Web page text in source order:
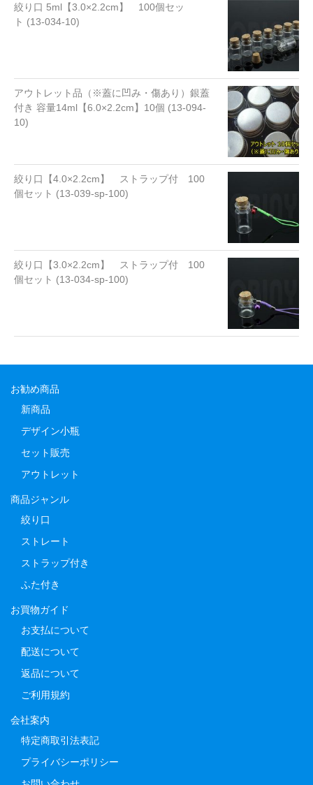
絞り口 5ml【3.0×2.2cm】 100個セッ
ト (13-034-10)
アウトレット品（※蓋に凹み・傷あり）銀蓋
付き 容量14ml【6.0×2.2cm】10個 (13-094-
10)
絞り口【4.0×2.2cm】 ストラップ付 100
個セット (13-039-sp-100)
絞り口【3.0×2.2cm】 ストラップ付 100
個セット (13-034-sp-100)
お勧め商品
新商品
デザイン小瓶
セット販売
アウトレット
商品ジャンル
絞り口
ストレート
ストラップ付き
ふた付き
お買物ガイド
お支払について
配送について
返品について
ご利用規約
会社案内
特定商取引法表記
プライバシーポリシー